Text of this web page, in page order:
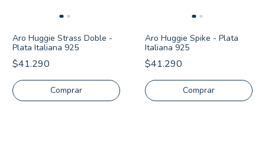
Aro Huggie Strass Doble -
Plata Italiana 925
$41.290
Aro Huggie Spike - Plata
Italiana 925
$41.290